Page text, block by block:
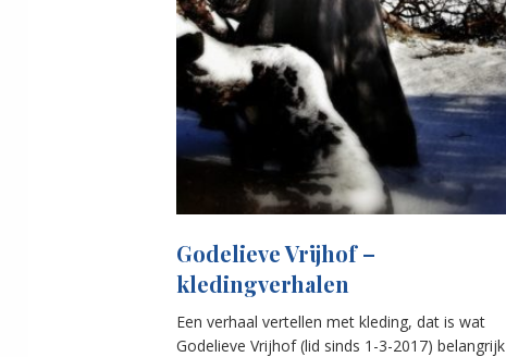
Godelieve Vrijhof –
kledingverhalen
Een verhaal vertellen met kleding, dat is wat
Godelieve Vrijhof (lid sinds 1-3-2017) belangrijk